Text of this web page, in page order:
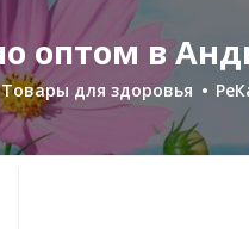
Товары для здоровья
оптом в